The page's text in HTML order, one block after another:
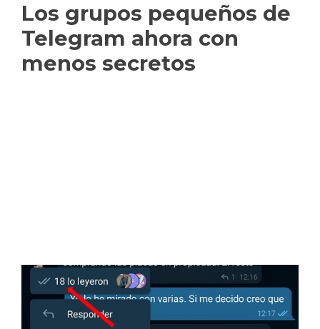
Los grupos pequeños de
Telegram ahora con
menos secretos